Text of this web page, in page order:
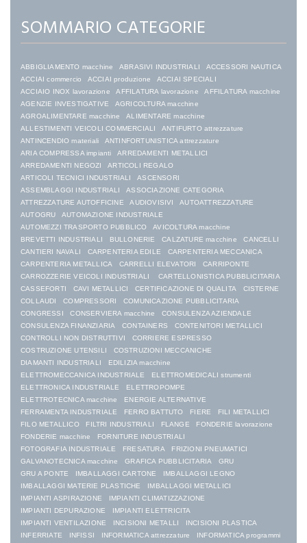
SOMMARIO CATEGORIE
ABBIGLIAMENTO macchine ABRASIVI INDUSTRIALI
ACCESSORI NAUTICA
ACCIAI commercio
ACCIAI produzione
ACCIAI SPECIALI
ACCIAIO INOX lavorazione
AFFILATURA lavorazione
AFFILATURA macchine
AGENZIE INVESTIGATIVE
AGRICOLTURA macchine
AGROALIMENTARE macchine
ALIMENTARE macchine
ALLESTIMENTI VEICOLI COMMERCIALI
ANTIFURTO attrezzature
ANTINCENDIO materiali
ANTINFORTUNISTICA attrezzature
ARIA COMPRESSA impianti
ARREDAMENTI METALLICI
ARREDAMENTI NEGOZI
ARTICOLI REGALO
ARTICOLI TECNICI INDUSTRIALI
ASCENSORI
ASSEMBLAGGI INDUSTRIALI
ASSOCIAZIONE CATEGORIA
ATTREZZATURE AUTOFFICINE
AUDIOVISIVI
AUTOATTREZZATURE
AUTOGRU
AUTOMAZIONE INDUSTRIALE
AUTOMEZZI TRASPORTO PUBBLICO
AVICOLTURA macchine
BREVETTI INDUSTRIALI
BULLONERIE CALZATURE macchine
CANCELLI
CANTIERI NAVALI
CARPENTERIA EDILE
CARPENTERIA MECCANICA
CARPENTERIA METALLICA
CARRELLI ELEVATORI
CARRIPONTE
CARROZZERIE VEICOLI INDUSTRIALI
CARTELLONISTICA PUBBLICITARIA
CASSEFORTI
CAVI METALLICI CERTIFICAZIONE DI QUALITA
CISTERNE
COLLAUDI
COMPRESSORI
COMUNICAZIONE PUBBLICITARIA
CONGRESSI
CONSERVIERA macchine
CONSULENZA AZIENDALE
CONSULENZA FINANZIARIA
CONTAINERS
CONTENITORI METALLICI
CONTROLLI NON DISTRUTTIVI
CORRIERE ESPRESSO
COSTRUZIONE UTENSILI
COSTRUZIONI MECCANICHE
DIAMANTI INDUSTRIALI
EDILIZIA macchine
ELETTROMECCANICA INDUSTRIALE
ELETTROMEDICALI strumenti
ELETTRONICA INDUSTRIALE
ELETTROPOMPE
ELETTROTECNICA macchine
ENERGIE ALTERNATIVE
FERRAMENTA INDUSTRIALE
FERRO BATTUTO FIERE
FILI METALLICI
FILO METALLICO
FILTRI INDUSTRIALI FLANGE
FONDERIE lavorazione
FONDERIE macchine
FORNITURE INDUSTRIALI
FOTOGRAFIA INDUSTRIALE
FRESATURA
FRIZIONI PNEUMATICI
GALVANOTECNICA macchine
GRAFICA PUBBLICITARIA
GRU
GRU A PONTE
IMBALLAGGI CARTONE
IMBALLAGGI LEGNO
IMBALLAGGI MATERIE PLASTICHE
IMBALLAGGI METALLICI
IMPIANTI ASPIRAZIONE
IMPIANTI CLIMATIZZAZIONE
IMPIANTI DEPURAZIONE
IMPIANTI ELETTRICITA
IMPIANTI VENTILAZIONE
INCISIONI METALLI
INCISIONI PLASTICA
INFERRIATE
INFISSI INFORMATICA attrezzature
INFORMATICA programmi